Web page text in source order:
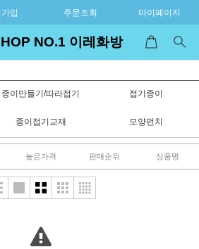
입 주문조회 마이페이지
NO.1 이레화방
종이만들기/따라접기 접기종이
종이접기교재 모양펀치
높은가격 판매순위 상품명